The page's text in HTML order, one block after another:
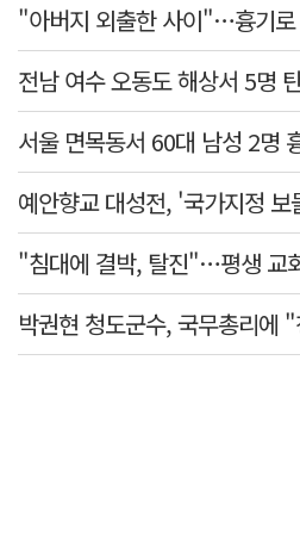
예안향교 대성전, '국가지정 보